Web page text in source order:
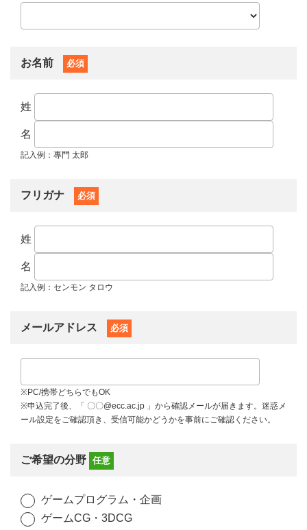
お名前 必須
姓
名
記入例：專門 太郎
フリガナ 必須
姓
名
記入例：センモン タロウ
メールアドレス 必須
※PC/携帯どちらでもOK
※申込完了後、「 〇〇@ecc.ac.jp 」から確認メールが届きます。迷惑メ
ール設定をご確認頂き、受信可能かどうかを事前にご確認ください。
ご希望の分野 任意
ゲームプログラム・企画
ゲームCG・3DCG